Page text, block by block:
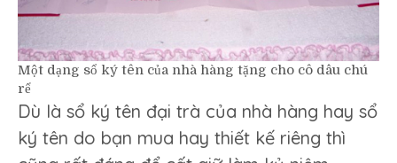
Một dạng sổ ký tên của nhà hàng tặng cho cô dâu chú
rể
Dù là sổ ký tên đại trà của nhà hàng hay sổ
ký tên do bạn mua hay thiết kế riêng thì